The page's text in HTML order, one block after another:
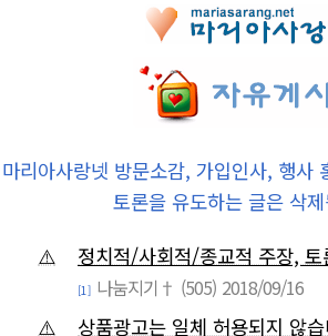
마리아사랑넷 방문소감, 가입인사, 행사
토론을 유도하는 글은 삭
⚠️
정치적/사회적/종교적 주장,
[1] 나눔지기† (505) 2018/09/16
⚠️ 상품광고는 일체 허용되지 않